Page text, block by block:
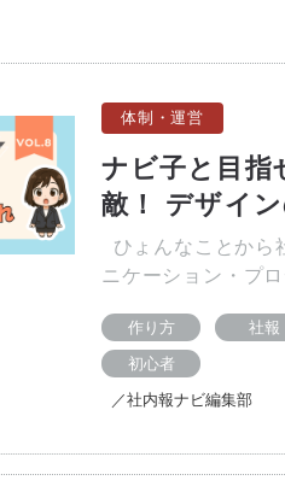
体制・運営
ナビ子と目指
敵！ デザイ
ひょんなことから
ニケーション・プ
作り方 社報
初心者
／社内報ナビ編集部